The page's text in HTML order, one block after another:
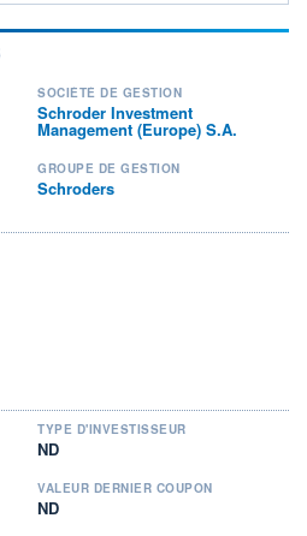
SOCIÉTÉ DE GESTION
Schroder Investment
Management (Europe) S.A.
GROUPE DE GESTION
Schroders
TYPE D'INVESTISSEUR
ND
VALEUR DERNIER COUPON
ND